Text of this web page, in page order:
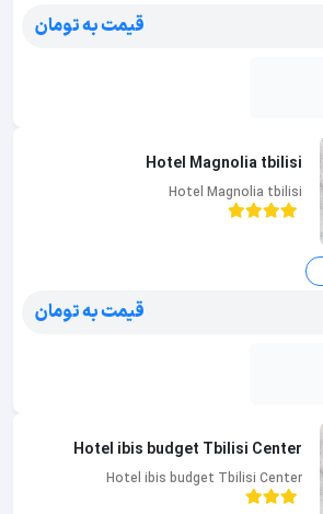
قیمت به تومان
Hotel Magnolia tbilisi
Hotel Magnolia tbilisi
قیمت به تومان
Hotel ibis budget Tbilisi Center
Hotel ibis budget Tbilisi Center